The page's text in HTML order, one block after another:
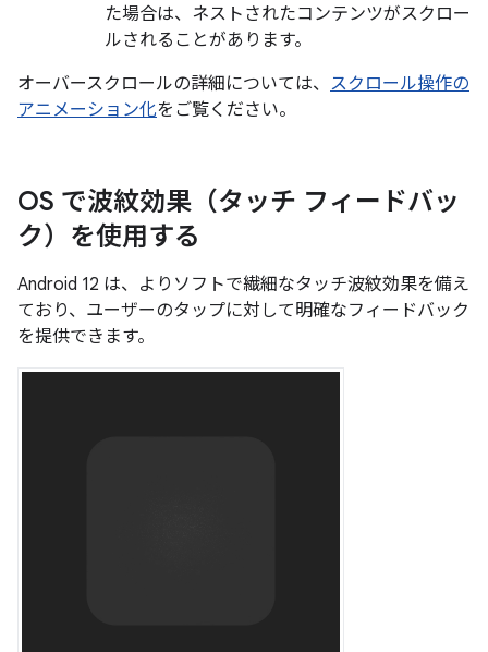
た場合は、ネストされたコンテンツがスクロー
ルされることがあります。
オーバースクロールの詳細については、 スクロール操作の
アニメーション化をご覧ください。
OS で波紋効果（タッチ フィードバッ
ク）を使用する
Android 12 は、よりソフトで繊細なタッチ波紋効果を備え
ており、ユーザーのタップに対して明確なフィードバック
を提供できます。